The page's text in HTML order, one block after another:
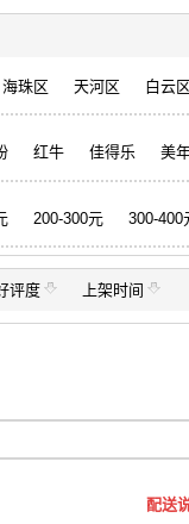
海珠区 天河区 白云
红牛 佳得乐 美
200-300元 300-400
评度 上架时间
配送